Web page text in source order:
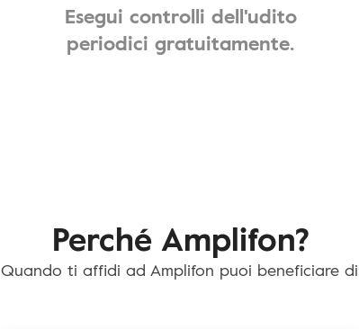
Esegui controlli dell'udito
periodici gratuitamente.
Perché Amplifon?
Quando ti affidi ad Amplifon puoi beneficiare